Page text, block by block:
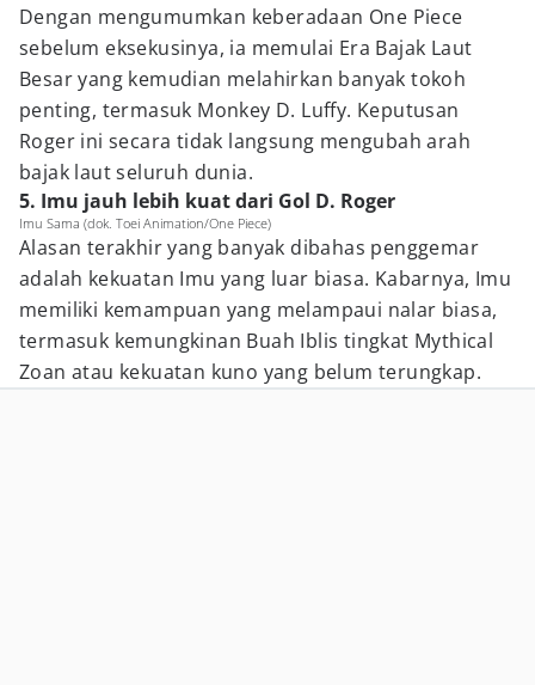
Dengan mengumumkan keberadaan One Piece
sebelum eksekusinya, ia memulai Era Bajak Laut
Besar yang kemudian melahirkan banyak tokoh
penting, termasuk Monkey D. Luffy. Keputusan
Roger ini secara tidak langsung mengubah arah
bajak laut seluruh dunia.
5. Imu jauh lebih kuat dari Gol D. Roger
Imu Sama (dok. Toei Animation/One Piece)
Alasan terakhir yang banyak dibahas penggemar
adalah kekuatan Imu yang luar biasa. Kabarnya, Imu
memiliki kemampuan yang melampaui nalar biasa,
termasuk kemungkinan Buah Iblis tingkat Mythical
Zoan atau kekuatan kuno yang belum terungkap.